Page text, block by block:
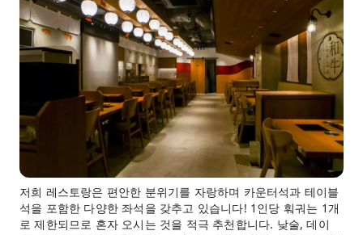
저희 레스토랑은 편안한 분위기를 자랑하며 카운터석과 테이블
석을 포함한 다양한 좌석을 갖추고 있습니다! 1인당 훠궈는 1개
로 제한되므로 혼자 오시는 것을 적극 추천합니다. 낮술, 데이